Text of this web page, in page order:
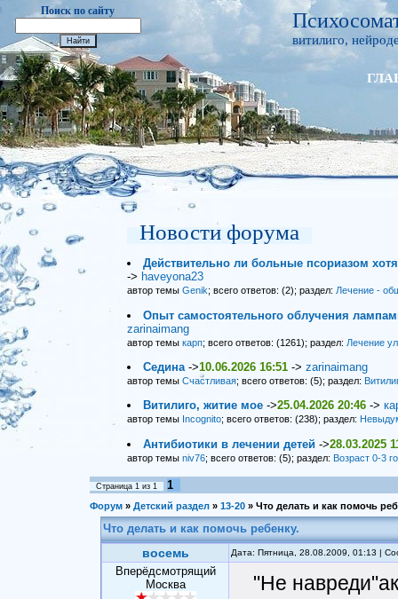
Поиск по сайту
витилиго,
Новости форума
Действительно ли больные псориазом
-> haveyona23
автор темы Genik; всего ответов: (2); раздел: Лечение -
Опыт самостоятельного облучения
zarinaimang
автор темы карп; всего ответов: (1261); раздел: Лечение
Седина ->10.06.2026 16:51 ->zarinaimang
автор темы Счастливая; всего ответов: (5); раздел:
Витилиго, житие мое ->25.04.2026 20:46 ->
автор темы Incognito; всего ответов: (238); раздел:
Антибиотики в лечении детей ->28.03.2025
автор темы niv76; всего ответов: (5); раздел: Возраст 0-3
Страница 1 из 1 1
Форум » Детский раздел » 13-20 » Что делать и как помочь
Что делать и как помочь ребенку.
восемь Дата: Пятница, 28.08.2009, 01:13 |
Вперёдсмотрящий
Москва
"Не